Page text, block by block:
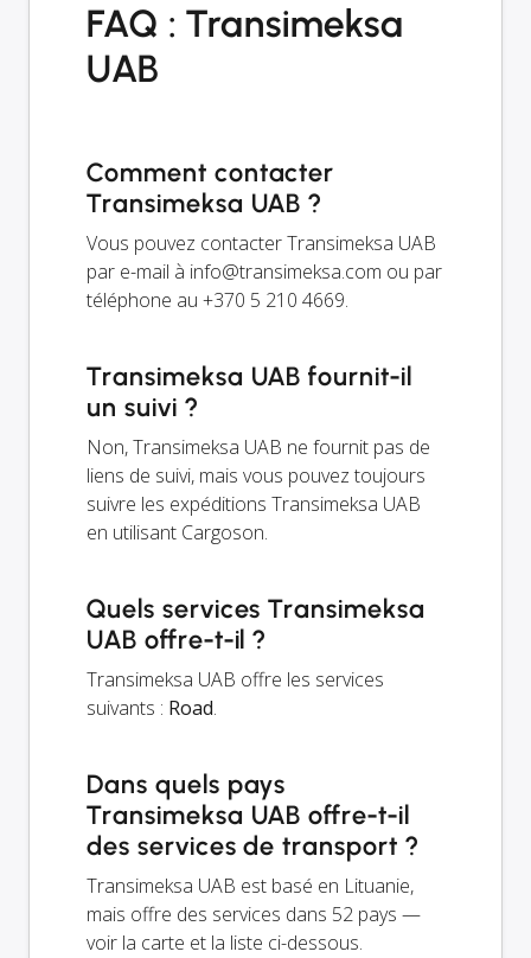
FAQ : Transimeksa
UAB
Comment contacter
Transimeksa UAB ?
Vous pouvez contacter Transimeksa UAB
par e-mail à info@transimeksa.com ou par
téléphone au +370 5 210 4669.
Transimeksa UAB fournit-il
un suivi ?
Non, Transimeksa UAB ne fournit pas de
liens de suivi, mais vous pouvez toujours
suivre les expéditions Transimeksa UAB
en utilisant Cargoson.
Quels services Transimeksa
UAB offre-t-il ?
Transimeksa UAB offre les services
suivants : Road.
Dans quels pays
Transimeksa UAB offre-t-il
des services de transport ?
Transimeksa UAB est basé en Lituanie,
mais offre des services dans 52 pays —
voir la carte et la liste ci-dessous.